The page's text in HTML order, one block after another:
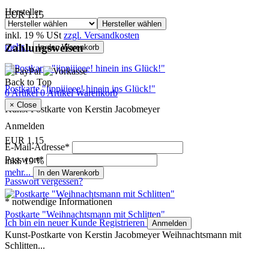
EUR 1,15
inkl. 19 % USt zzgl. Versandkosten
mehr... In den Warenkorb
Postkarte "jippiiieee! hinein ins Glück!"
Kunst-Postkarte von Kerstin Jacobmeyer
EUR 1,15
inkl. 19 % USt
mehr...
In den Warenkorb
Postkarte "Weihnachtsmann mit Schlitten"
Kunst-Postkarte von Kerstin Jacobmeyer Weihnachtsmann mit
Schlitten...
Hersteller
Hersteller wählen
Zahlungsweisen
Back to Top
0 Artikel0 ArtikelWarenkorb
× Close
Anmelden
E-Mail-Adresse*
Passwort*
Passwort vergessen?
* notwendige Informationen
Ich bin ein neuer Kunde Registrieren Anmelden